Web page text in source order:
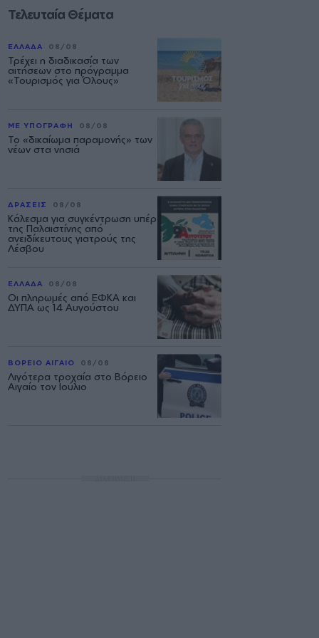
Τελευταία Θέματα
ΕΛΛΑΔΑ 08/08
Τρέχει η διαδικασία των
αιτήσεων στο πρόγραμμα
«Τουρισμός για Όλους»
ΜΕ ΥΠΟΓΡΑΦΗ 08/08
Το «δικαίωμα παραμονής» των
νέων στα νησιά
ΔΡΑΣΕΙΣ 08/08
Κάλεσμα για συγκέντρωση υπέρ
της Παλαιστίνης από
ανειδίκευτους γιατρούς της
Λέσβου
ΕΛΛΑΔΑ 08/08
Οι πληρωμές από ΕΦΚΑ και
ΔΥΠΑ ως 14 Αυγούστου
ΒΟΡΕΙΟ ΑΙΓΑΙΟ 08/08
Λιγότερα τροχαία στο Βόρειο
Αιγαίο τον Ιούλιο